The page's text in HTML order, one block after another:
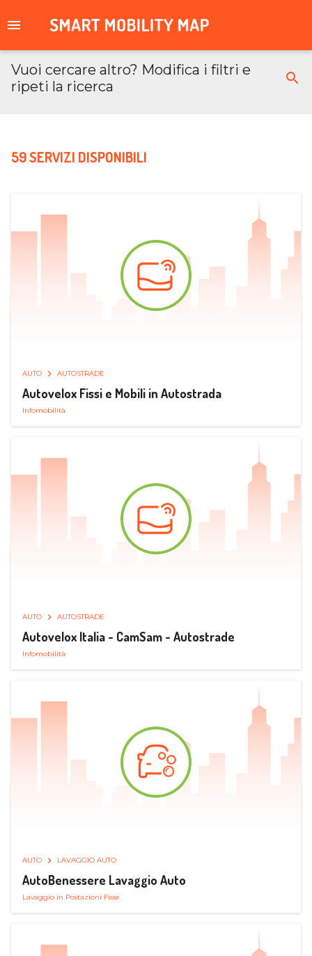
Vuoi cercare altro? Modifica i filtri e
ripeti la ricerca
59 SERVIZI DISPONIBILI
AUTO AUTOSTRADE
Autovelox Fissi e Mobili in Autostrada
Infomobilità
AUTO AUTOSTRADE
Autovelox Italia - CamSam - Autostrade
Infomobilità
AUTO LAVAGGIO AUTO
AutoBenessere Lavaggio Auto
Lavaggio in Postazioni Fisse